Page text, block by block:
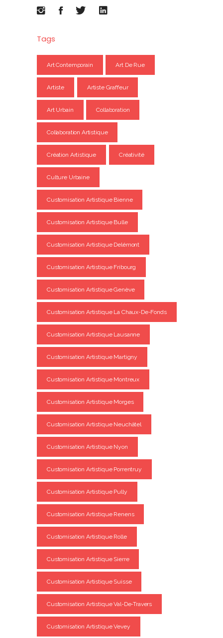
Tags
Art Contemporain Art De Rue
Artiste Artiste Graffeur
Art Urbain Collaboration
Collaboration Artistique
Création Artistique Créativité
Culture Urbaine
Customisation Artistique Bienne
Customisation Artistique Bulle
Customisation Artistique Delémont
Customisation Artistique Fribourg
Customisation Artistique Genève
Customisation Artistique La Chaux-De-Fonds
Customisation Artistique Lausanne
Customisation Artistique Martigny
Customisation Artistique Montreux
Customisation Artistique Morges
Customisation Artistique Neuchâtel
Customisation Artistique Nyon
Customisation Artistique Porrentruy
Customisation Artistique Pully
Customisation Artistique Renens
Customisation Artistique Rolle
Customisation Artistique Sierre
Customisation Artistique Suisse
Customisation Artistique Val-De-Travers
Customisation Artistique Vevey